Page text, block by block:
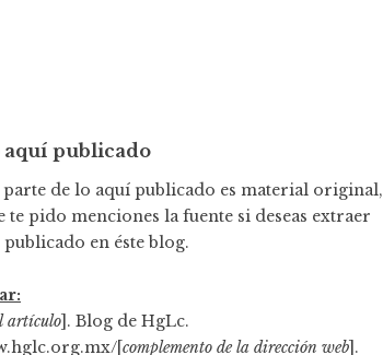
aquí publicado
de lo aquí publicado es material original,
te pido menciones la fuente si deseas extraer
en éste blog.
artículo]. Blog de HgLc.
[complemento de la dirección web].